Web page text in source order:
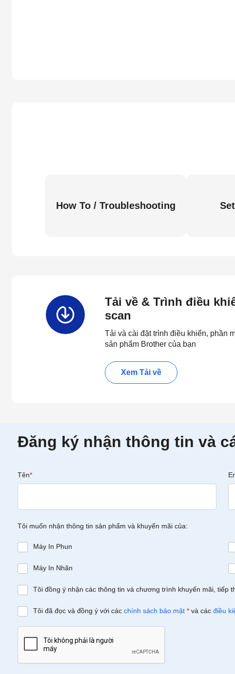
How To / Troubleshooting
Tải về & Trình điều
scan
Tải và cài đặt trình điều khiển, phần
sản phẩm Brother của bạn
Xem Tải về
Đăng ký nhận thông tin và
Tên*
Tôi muốn nhận thông tin sản phẩm và khuyến mãi của:
Máy In Phun
Máy In Nhãn
Tôi đồng ý nhận các thông tin và chương trình khuyến mãi, tiếp
Tôi đã đọc và đồng ý với các chính sách bảo mật * và các điều